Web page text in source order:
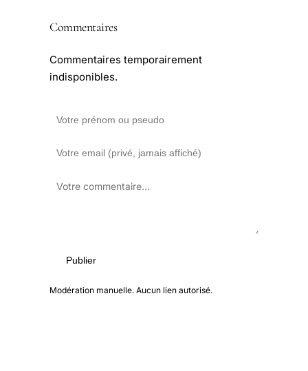
Commentaires
Commentaires temporairement
indisponibles.
Publier
Modération manuelle. Aucun lien autorisé.